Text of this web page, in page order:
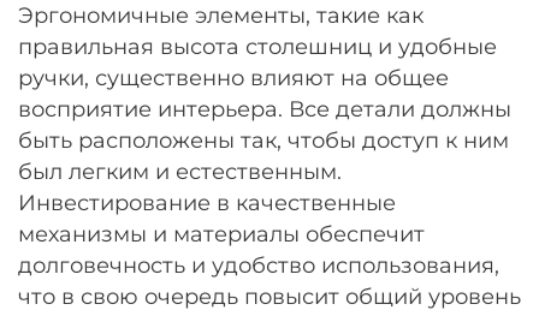
Эргономичные элементы, такие как
правильная высота столешниц и удобные
ручки, существенно влияют на общее
восприятие интерьера. Все детали должны
быть расположены так, чтобы доступ к ним
был легким и естественным.
Инвестирование в качественные
механизмы и материалы обеспечит
долговечность и удобство использования,
что в свою очередь повысит общий уровень